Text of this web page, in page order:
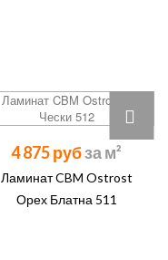
4 875 руб
Ламинат CBM Ostrost
Орех Блатна 511